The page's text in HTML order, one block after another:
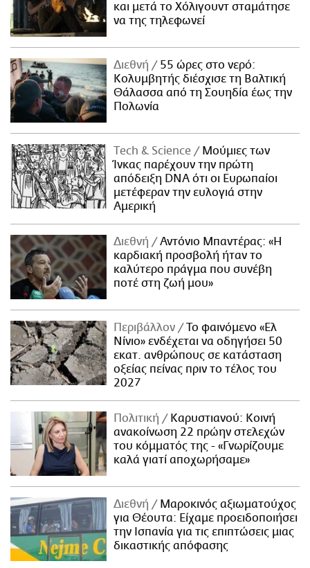
και μετά το Χόλιγουντ σταμάτησε
να της τηλεφωνεί
Διεθνή
55 ώρες στο νερό:
Κολυμβητής διέσχισε τη Βαλτική
Θάλασσα από τη Σουηδία έως την
Πολωνία
Τech & Science
Μούμιες των
Ίνκας παρέχουν την πρώτη
απόδειξη DNA ότι οι Ευρωπαίοι
μετέφεραν την ευλογιά στην
Αμερική
Διεθνή
Αντόνιο Μπαντέρας: «Η
καρδιακή προσβολή ήταν το
καλύτερο πράγμα που συνέβη
ποτέ στη ζωή μου»
Περιβάλλον
Το φαινόμενο «Ελ
Νίνιο» ενδέχεται να οδηγήσει 50
εκατ. ανθρώπους σε κατάσταση
οξείας πείνας πριν το τέλος του
2027
Πολιτική
Καρυστιανού: Κοινή
ανακοίνωση 22 πρώην στελεχών
του κόμματός της - «Γνωρίζουμε
καλά γιατί αποχωρήσαμε»
Διεθνή
Μαροκινός αξιωματούχος
για Θέουτα: Είχαμε προειδοποιήσει
την Ισπανία για τις επιπτώσεις μιας
δικαστικής απόφασης